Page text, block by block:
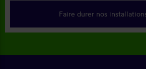
Faire durer nos